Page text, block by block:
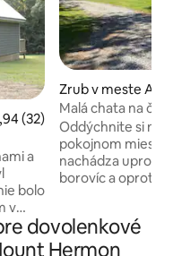
ohodnotenie 4,94
(32)
a
bolo
v
Zrub v meste
Malá chata na
Oddýchnite si na
pokojnom mieste
nachádza
borovíc a oproti
posteľou. Na prízemí je samostatná
spálňa s manželskou
dovolenkové
Hermon